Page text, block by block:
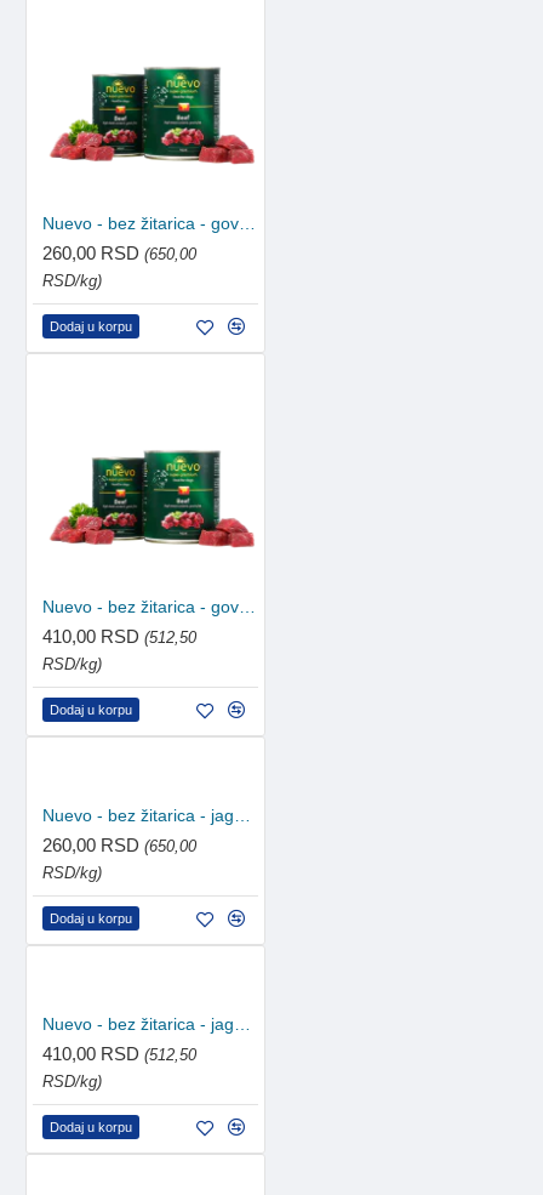
260,00 RSD (650,00
RSD/kg)
Dodaj u korpu
410,00 RSD (512,50
RSD/kg)
Dodaj u korpu
260,00 RSD (650,00
RSD/kg)
Dodaj u korpu
410,00 RSD (512,50
RSD/kg)
Dodaj u korpu